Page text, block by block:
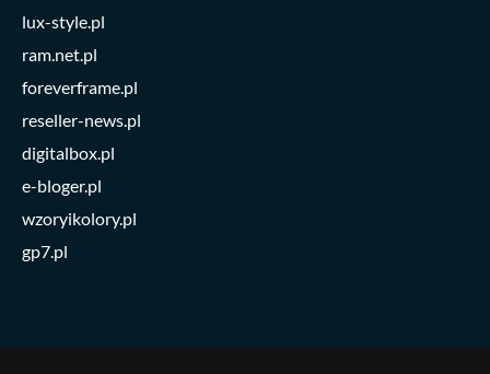
lux-style.pl
ram.net.pl
foreverframe.pl
reseller-news.pl
digitalbox.pl
e-bloger.pl
wzoryikolory.pl
gp7.pl